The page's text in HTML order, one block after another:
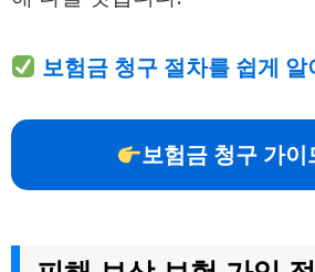
보험금 청구 절차를 쉽게 알
보험금 청구 가이